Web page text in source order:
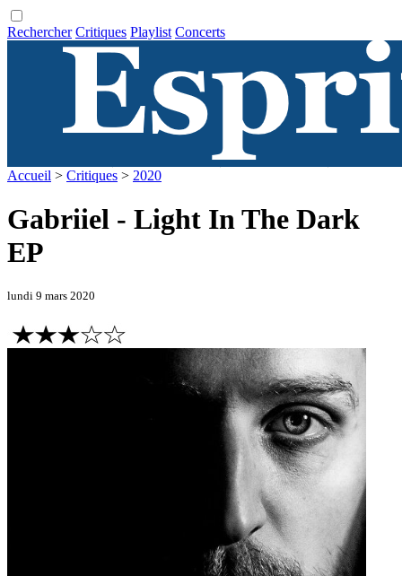
Rechercher Critiques Playlist Concerts
Accueil > Critiques > 2020
Gabriiel - Light In The Dark
EP
lundi 9 mars 2020